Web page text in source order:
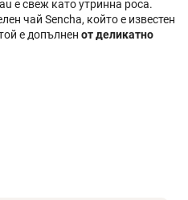
е свеж като утринна роса.
чай Sencha, който е известен
е допълнен от деликатно